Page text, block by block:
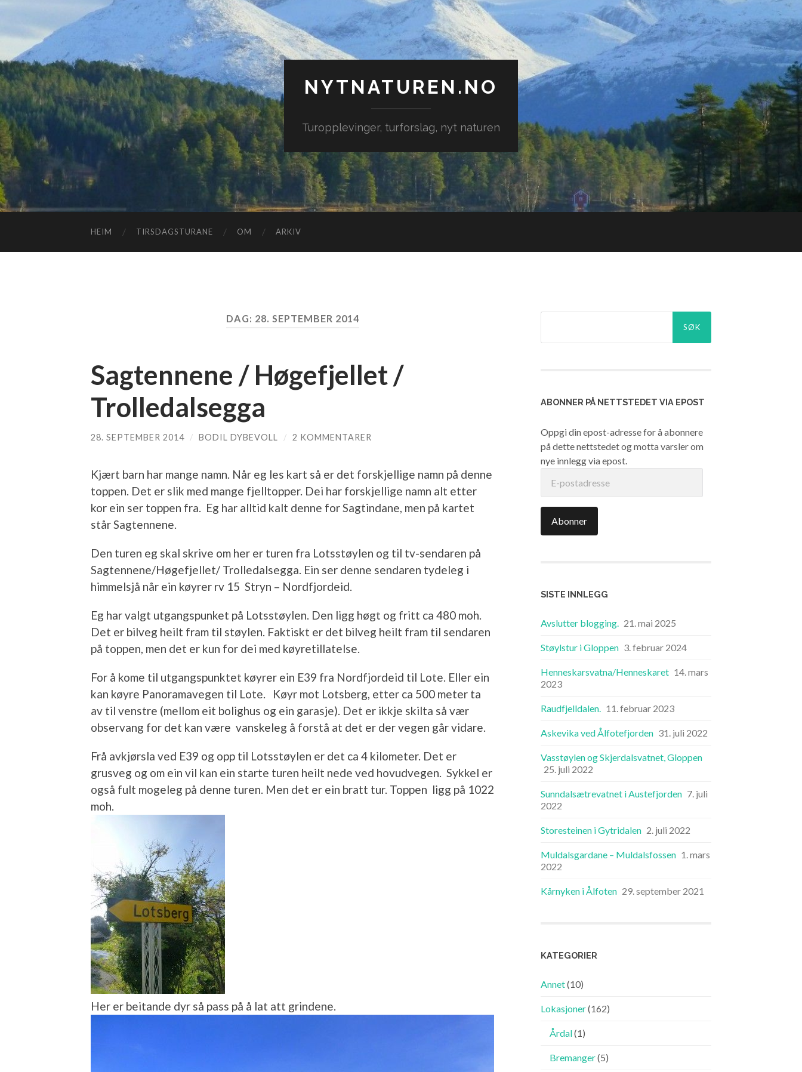
NYTNATUREN.NO
Turopplevinger, turforslag, nyt naturen
HEIM TIRSDAGSTURANE OM ARKIV
DAG: 28. SEPTEMBER 2014
Sagtennene / Høgefjellet /
Trolledalsegga
28. SEPTEMBER 2014 / BODIL DYBEVOLL / 2 KOMMENTARER
Kjært barn har mange namn. Når eg les kart så er det forskjellige namn på denne
toppen. Det er slik med mange fjelltopper. Dei har forskjellige namn alt etter
kor ein ser toppen fra. Eg har alltid kalt denne for Sagtindane, men på kartet
står Sagtennene.
Den turen eg skal skrive om her er turen fra Lotsstøylen og til tv-sendaren på
Sagtennene/Høgefjellet/ Trolledalsegga. Ein ser denne sendaren tydeleg i
himmelsjå når ein køyrer rv 15 Stryn – Nordfjordeid.
Eg har valgt utgangspunket på Lotsstøylen. Den ligg høgt og fritt ca 480 moh.
Det er bilveg heilt fram til støylen. Faktiskt er det bilveg heilt fram til sendaren
på toppen, men det er kun for dei med køyretillatelse.
For å kome til utgangspunktet køyrer ein E39 fra Nordfjordeid til Lote. Eller ein
kan køyre Panoramavegen til Lote. Køyr mot Lotsberg, etter ca 500 meter ta
av til venstre (mellom eit bolighus og ein garasje). Det er ikkje skilta så vær
observang for det kan være vanskeleg å forstå at det er der vegen går vidare.
Frå avkjørsla ved E39 og opp til Lotsstøylen er det ca 4 kilometer. Det er
grusveg og om ein vil kan ein starte turen heilt nede ved hovudvegen. Sykkel er
også fult mogeleg på denne turen. Men det er ein bratt tur. Toppen ligg på 1022
moh.
Her er beitande dyr så pass på å lat att grindene.
ABONNER PÅ NETTSTEDET VIA EPOST
Oppgi din epost-adresse for å abonnere
på dette nettstedet og motta varsler om
nye innlegg via epost.
postadresse
Abonner
SISTE INNLEGG
Avslutter blogging. 21. mai 2025
Støylstur i Gloppen 3. februar 2024
Henneskarsvatna/Henneskaret 14. mars
2023
Raudfjelldalen. 11. februar 2023
Askevika ved Ålfotefjorden 31. juli 2022
Vasstøylen og Skjerdalsvatnet, Gloppen
25. juli 2022
Sunndalsætrevatnet i Austefjorden 7. juli
2022
Storesteinen i Gytridalen 2. juli 2022
Muldalsgardane – Muldalsfossen 1. mars
2022
Kårnyken i Ålfoten 29. september 2021
KATEGORIER
Annet(10)
Lokasjoner(162)
Årdal(1)
Bremanger(5)